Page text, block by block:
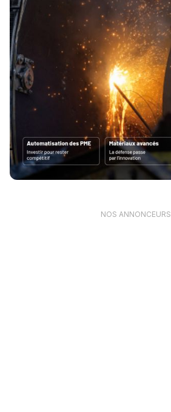
NOS ANNONCEURS